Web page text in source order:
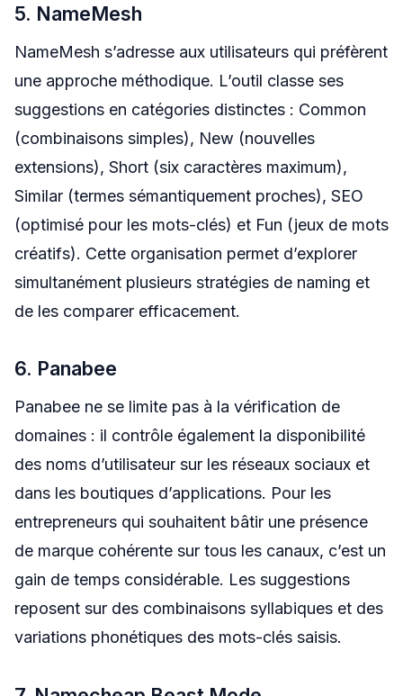
5. NameMesh
NameMesh s’adresse aux utilisateurs qui préfèrent
une approche méthodique. L’outil classe ses
suggestions en catégories distinctes : Common
(combinaisons simples), New (nouvelles
extensions), Short (six caractères maximum),
Similar (termes sémantiquement proches), SEO
(optimisé pour les mots-clés) et Fun (jeux de mots
créatifs). Cette organisation permet d’explorer
simultanément plusieurs stratégies de naming et
de les comparer efficacement.
6. Panabee
Panabee ne se limite pas à la vérification de
domaines : il contrôle également la disponibilité
des noms d’utilisateur sur les réseaux sociaux et
dans les boutiques d’applications. Pour les
entrepreneurs qui souhaitent bâtir une présence
de marque cohérente sur tous les canaux, c’est un
gain de temps considérable. Les suggestions
reposent sur des combinaisons syllabiques et des
variations phonétiques des mots-clés saisis.